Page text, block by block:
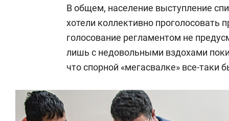
В общем, население выступление
хотели коллективно проголосовать
голосование регламентом не
лишь с недовольными вздохами
что спорной «мегасвалке» все-таки